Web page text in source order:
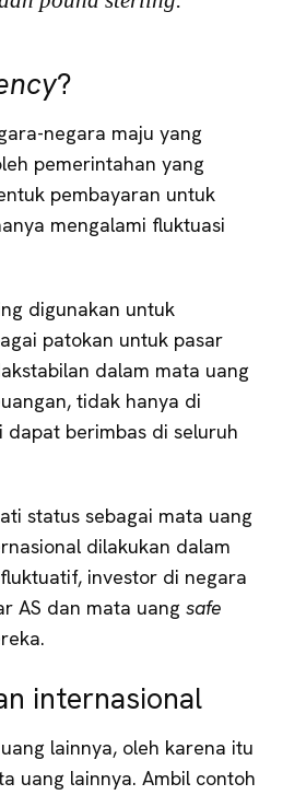
?
negara maju yang
pemerintahan yang
pembayaran untuk
mengalami fluktuasi
digunakan untuk
patokan untuk pasar
dalam mata uang
tidak hanya di
berimbas di seluruh
status sebagai mata uang
dilakukan dalam
investor di negara
AS dan mata uang safe
internasional
lainnya, oleh karena itu
uang lainnya. Ambil contoh